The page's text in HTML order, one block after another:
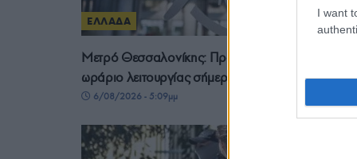
I want
ΕΛΛΑΔΑ
Μετρό Θεσσαλονίκης: Προσωρινές αλλαγές στο
ωράριο λειτουργίας σήμερα και αύριο
6/08/2026 - 5:09μμ